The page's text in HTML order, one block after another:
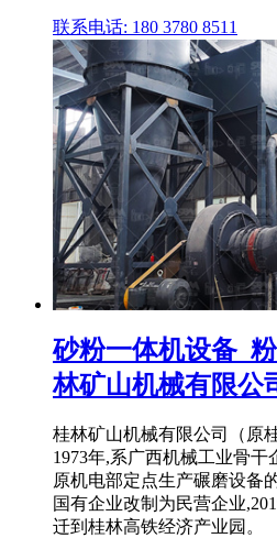
联系电话: 180 3780 8511
砂粉一体机设备_
林矿山机械有限公
桂林矿山机械有限公司（原
1973年,系广西机械工业骨
原机电部定点生产碾磨设备
国有企业改制为民营企业
迁到桂林高铁经济产业园。